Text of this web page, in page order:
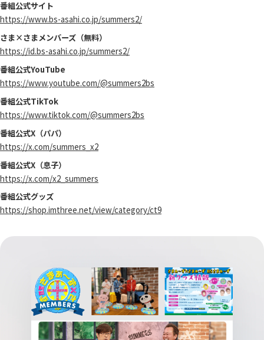
番組公式サイト
https://www.bs-asahi.co.jp/summers2/
さま×さまメンバーズ（無料）
https://id.bs-asahi.co.jp/summers2/
番組公式YouTube
https://www.youtube.com/@summers2bs
番組公式TikTok
https://www.tiktok.com/@summers2bs
番組公式X（パパ）
https://x.com/summers_x2
番組公式X（息子）
https://x.com/x2_summers
番組公式グッズ
https://shop.imthree.net/view/category/ct9